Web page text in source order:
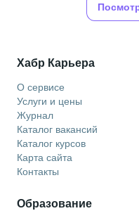
Хабр Карьера
О сервисе
Услуги и цены
Журнал
Каталог вакансий
Каталог курсов
Карта сайта
Контакты
Образование